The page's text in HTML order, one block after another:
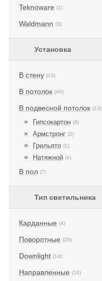
Teknoware (1)
Waldmann (3)
Установка
В стену (13)
В потолок (40)
В подвесной потолок (13)
Гипсокартон (8)
Армстронг (2)
Грильято (1)
Натяжной (4)
В пол (7)
Тип светильника
Карданные (4)
Поворотные (20)
Downlight (14)
Направленные (18)